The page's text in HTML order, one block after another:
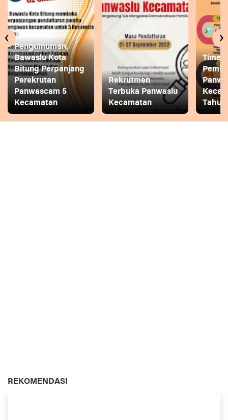
Pengumuman,
Bawaslu Kota
Bitung Perpanjang
Perekrutan
Panwascam 5
Kecamatan
Rekrutmen
Terbuka Panwaslu
Kecamatan
Tahun
‹ ›
REKOMENDASI